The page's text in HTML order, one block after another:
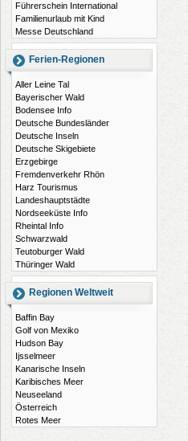
Führerschein International
Familienurlaub mit Kind
Messe Deutschland
Ferien-Regionen
Aller Leine Tal
Bayerischer Wald
Bodensee Info
Deutsche Bundesländer
Deutsche Inseln
Deutsche Skigebiete
Erzgebirge
Fremdenverkehr Rhön
Harz Tourismus
Landeshauptstädte
Nordseeküste Info
Rheintal Info
Schwarzwald
Teutoburger Wald
Thüringer Wald
Regionen Weltweit
Baffin Bay
Golf von Mexiko
Hudson Bay
Ijsselmeer
Kanarische Inseln
Karibisches Meer
Neuseeland
Österreich
Rotes Meer